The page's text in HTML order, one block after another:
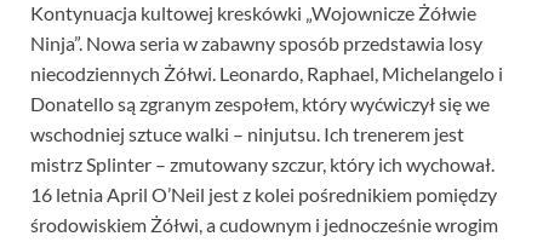
Kontynuacja kultowej kreskówki „Wojownicze Żółwie
Ninja”. Nowa seria w zabawny sposób przedstawia losy
niecodziennych Żółwi. Leonardo, Raphael, Michelangelo i
Donatello są zgranym zespołem, który wyćwiczył się we
wschodniej sztuce walki – ninjutsu. Ich trenerem jest
mistrz Splinter – zmutowany szczur, który ich wychował.
16 letnia April O’Neil jest z kolei pośrednikiem pomiędzy
środowiskiem Żółwi, a cudownym i jednocześnie wrogim